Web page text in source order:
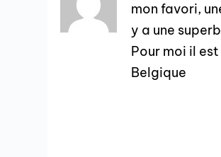
mon favori,
y a une
Pour moi il
Belgique